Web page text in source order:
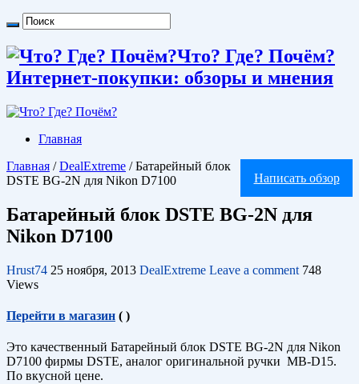
Что? Где? Почём?
Интернет-покупки: обзоры и мнения
Главная
Написать обзор
Главная / DealExtreme / Батарейный блок
DSTE BG-2N для Nikon D7100
Батарейный блок DSTE BG-2N для
Nikon D7100
Hrust74 25 ноября, 2013 DealExtreme Leave a comment 748
Views
Перейти в магазин ( )
Это качественный Батарейный блок DSTE BG-2N для Nikon
D7100 фирмы DSTE, аналог оригинальной ручки MB-D15.
По вкусной цене.